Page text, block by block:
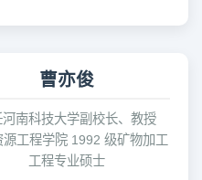
曹亦俊
河南科技大学副校长、教授
源工程学院 1992 级矿物加工
工程专业硕士